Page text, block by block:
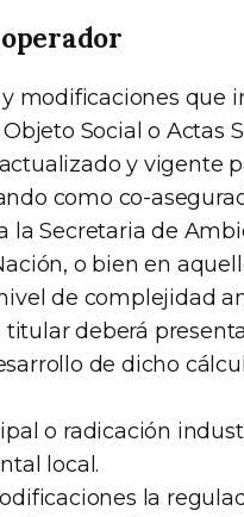
modificaciones que
Social o Actas
y vigente
como co-
la Secretaria de
o bien en
de complejidad
deberá
de dicho
o radicación
local.
la